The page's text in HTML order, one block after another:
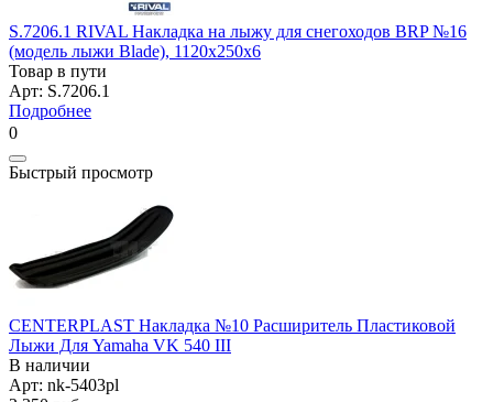
S.7206.1 RIVAL Накладка на лыжу для снегоходов BRP №16
(модель лыжи Blade), 1120x250x6
Товар в пути
Арт: S.7206.1
Подробнее
0
Быстрый просмотр
CENTERPLAST Накладка №10 Расширитель Пластиковой
Лыжи Для Yamaha VK 540 III
В наличии
Арт: nk-5403pl